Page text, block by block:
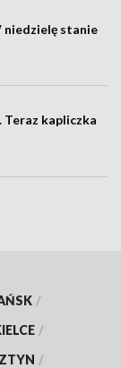
niedzielę stanie
kapliczka
/
/
/